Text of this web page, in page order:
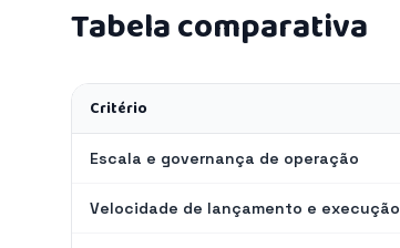
Tabela comparativa
Critério
Escala e governança de operação
Velocidade de lançamento e execução